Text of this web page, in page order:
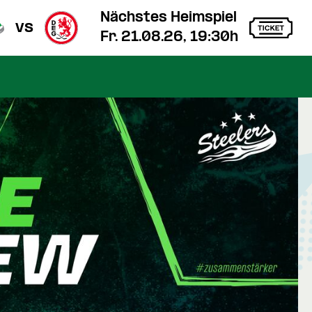
vs
Nächstes Heimspiel
Fr. 21.08.26, 19:30h